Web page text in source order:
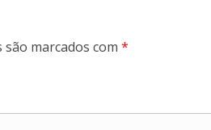
marcados com *